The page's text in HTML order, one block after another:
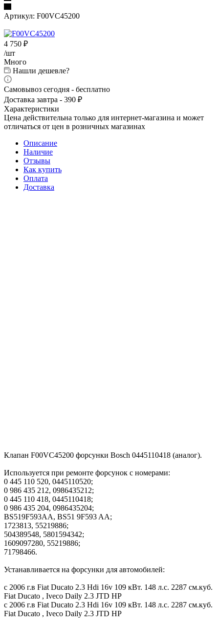
Артикул: F00VC45200
4 750 ₽
/шт
Много
Нашли дешевле?
Самовывоз сегодня - бесплатно
Доставка завтра - 390 ₽
Характеристики
Цена действительна только для интернет-магазина и может
отличаться от цен в розничных магазинах
Описание
Наличие
Отзывы
Как купить
Оплата
Доставка
Клапан F00VC45200 форсунки Bosch 0445110418 (аналог).
Используется при ремонте форсунок с номерами:
0 445 110 520, 0445110520;
0 986 435 212, 0986435212;
0 445 110 418, 0445110418;
0 986 435 204, 0986435204;
BS519F593AA, BS51 9F593 AA;
1723813, 55219886;
504389548, 5801594342;
1609097280, 55219886;
71798466.
Устанавливается на форсунки для автомобилей:
с 2006 г.в Fiat Ducato 2.3 Hdi 16v 109 кВт. 148 л.с. 2287 см.куб.
Fiat Ducato , Iveco Daily 2.3 JTD HP
с 2006 г.в Fiat Ducato 2.3 Hdi 16v 109 кВт. 148 л.с. 2287 см.куб.
Fiat Ducato , Iveco Daily 2.3 JTD HP